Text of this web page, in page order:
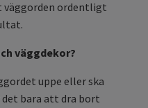
väggorden ordentligt
väggdekor?
uppe eller ska
bara att dra bort